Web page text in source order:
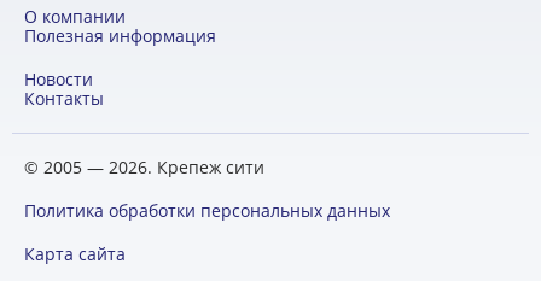
О компании
Полезная информация
Новости
Контакты
© 2005 — 2026. Крепеж сити
Политика обработки персональных данных
Карта сайта